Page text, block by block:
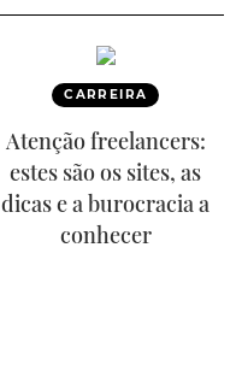
CARREIRA
Atenção freelancers:
estes são os sites, as
dicas e a burocracia a
conhecer